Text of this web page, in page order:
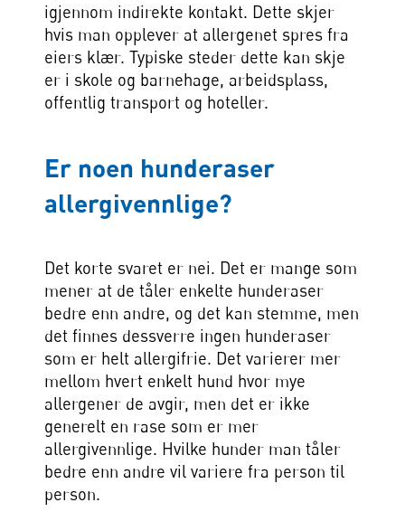
igjennom indirekte kontakt. Dette skjer
hvis man opplever at allergenet spres fra
eiers klær. Typiske steder dette kan skje
er i skole og barnehage, arbeidsplass,
offentlig transport og hoteller.
Er noen hunderaser
allergivennlige?
Det korte svaret er nei. Det er mange som
mener at de tåler enkelte hunderaser
bedre enn andre, og det kan stemme, men
det finnes dessverre ingen hunderaser
som er helt allergifrie. Det varierer mer
mellom hvert enkelt hund hvor mye
allergener de avgir, men det er ikke
generelt en rase som er mer
allergivennlige. Hvilke hunder man tåler
bedre enn andre vil variere fra person til
person.